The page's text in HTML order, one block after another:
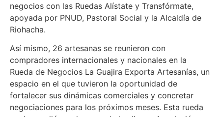
negocios con las Ruedas Alístate y Transfórmate,
apoyada por PNUD, Pastoral Social y la Alcaldía de
Riohacha.
Así mismo, 26 artesanas se reunieron con
compradores internacionales y nacionales en la
Rueda de Negocios La Guajira Exporta Artesanías, un
espacio en el que tuvieron la oportunidad de
fortalecer sus dinámicas comerciales y concretar
negociaciones para los próximos meses. Esta rueda